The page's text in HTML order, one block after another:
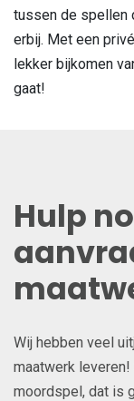
tussen de spellen
erbij. Met een
lekker bijkomen
gaat!
Hulp
Wij hebben veel
maatwerk
moordspel, dat is